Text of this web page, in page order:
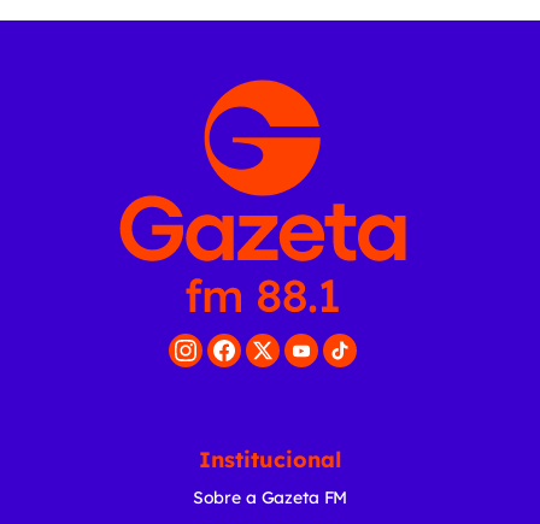
Institucional
Sobre a Gazeta FM